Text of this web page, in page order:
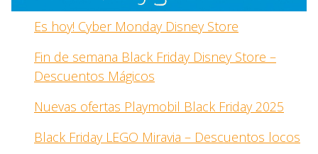
Es hoy! Cyber Monday Disney Store
Fin de semana Black Friday Disney Store –
Descuentos Mágicos
Nuevas ofertas Playmobil Black Friday 2025
Black Friday LEGO Miravia – Descuentos locos